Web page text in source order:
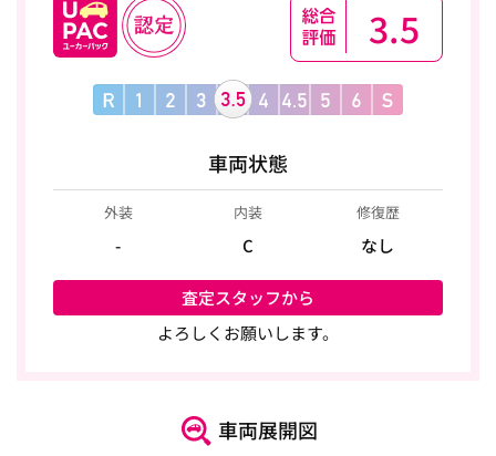
3.5
車両状態
外装
-
内装
C
修復歴
なし
査定スタッフから
よろしくお願いします。
車両展開図